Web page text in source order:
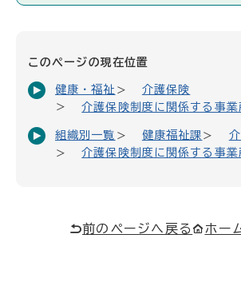
このページの現在位置
健康・福祉
介護保険
介護保険制度に関係する事業
組織別一覧 健康福祉課
介護保険制度に関係する事業
前のページへ戻る ホー